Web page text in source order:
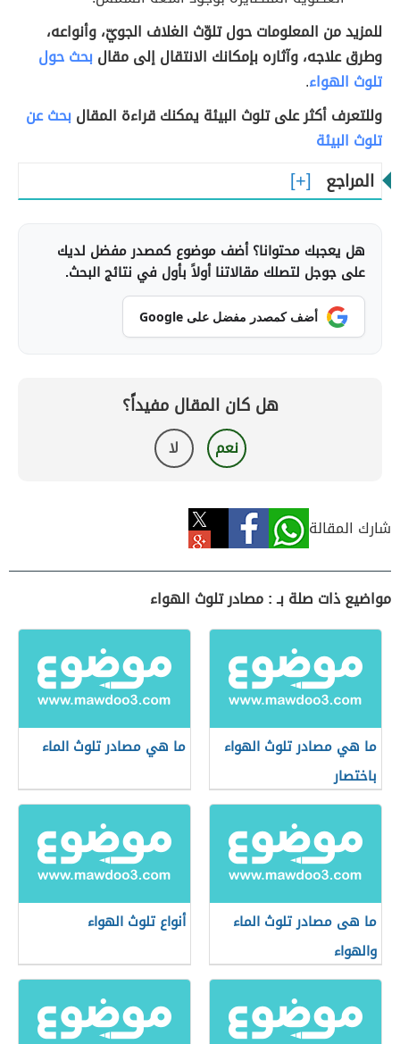
للمزيد من المعلومات حول تلوّث الغلاف الجويّ، وأنواعه،
وطرق علاجه، وآثاره بإمكانك الانتقال إلى مقالبحث حول
تلوث الهواء.
وللتعرف أكثر على تلوث البيئة يمكنك قراءة المقالبحث عن
تلوث البيئة
المراجع
هل يعجبك محتوانا؟ أضف موضوع كمصدر مفضل لديك
على جوجل لتصلك مقالاتنا أولاً بأول في نتائج البحث.
أضف كمصدر مفضل على Google
هل كان المقال مفيداً؟
نعم لا
شارك المقالة
مواضيع ذات صلة بـ : مصادر تلوث الهواء
ما هي مصادر تلوث الهواء
باختصار
ما هي مصادر تلوث الماء
ما هى مصادر تلوث الماء
والهواء
أنواع تلوث الهواء